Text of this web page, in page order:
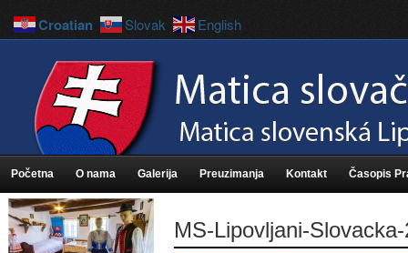
Početna O nama Galerija Preuzimanja Kontakt Časopis
MS-Lipovljani-
Croatian Slovak English